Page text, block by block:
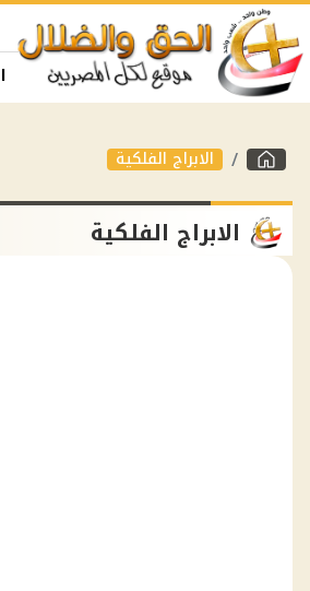
الابراج الفلكية
الابراج الفلكية